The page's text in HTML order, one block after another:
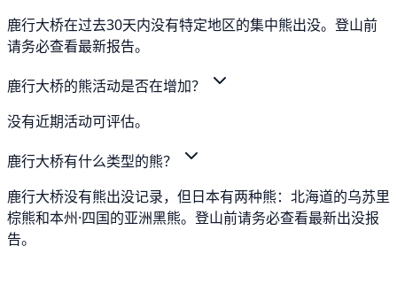
鹿行大桥在过去30天内没有特定地区的集中熊出没。登山前
请务必查看最新报告。
鹿行大桥的熊活动是否在增加？
没有近期活动可评估。
鹿行大桥有什么类型的熊？
鹿行大桥没有熊出没记录，但日本有两种熊：北海道的乌苏里
棕熊和本州·四国的亚洲黑熊。登山前请务必查看最新出没报
告。